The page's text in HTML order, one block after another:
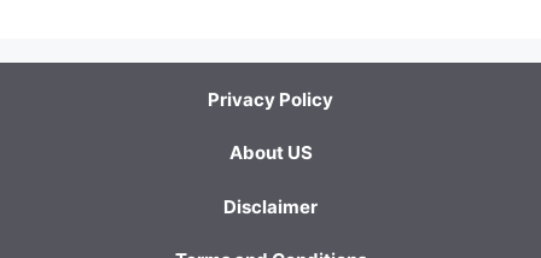
Privacy Policy
About US
Disclaimer